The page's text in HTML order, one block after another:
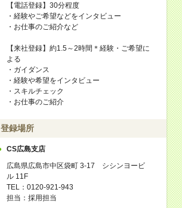
【電話登録】30分程度
・経験やご希望などをインタビュー
・お仕事のご紹介など
【来社登録】約1.5～2時間＊経験・ご希望に
よる
・ガイダンス
・経験や希望をインタビュー
・スキルチェック
・お仕事のご紹介
登録場所
CS広島支店
広島県広島市中区袋町 3-17 シシンヨービ
ル 11F
TEL：0120-921-943
担当：採用担当